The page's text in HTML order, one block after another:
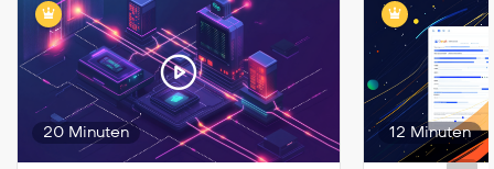
20 Minuten 12 Minuten